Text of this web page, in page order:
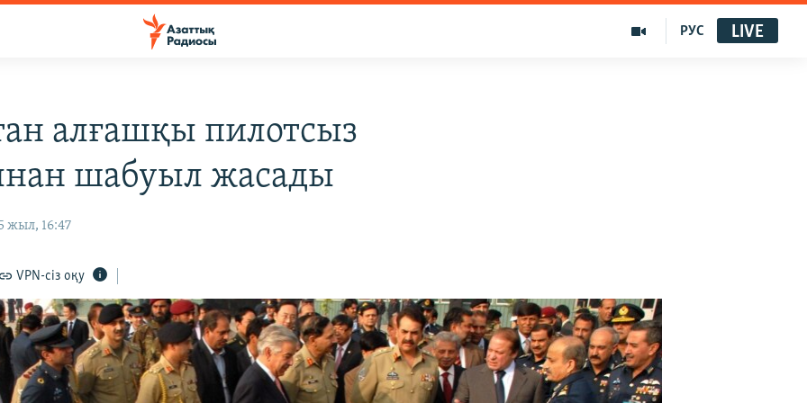
РУС LIVE
алғашқы пилотсыз
шабуыл жасады
жыл, 16:47
VPN-сіз оқу